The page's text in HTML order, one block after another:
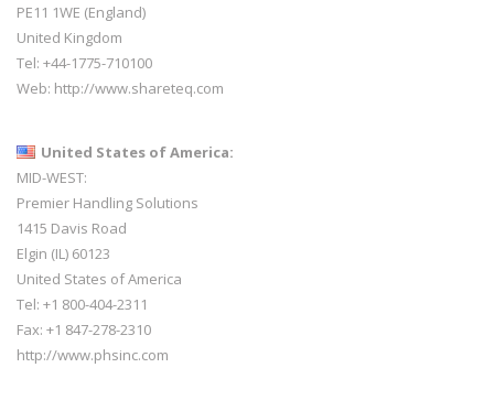
PE11 1WE (England)
United Kingdom
Tel: +44-1775-710100
Web: http://www.shareteq.com
United States of America:
MID-WEST:
Premier Handling Solutions
1415 Davis Road
Elgin (IL) 60123
United States of America
Tel: +1 800-404-2311
Fax: +1 847-278-2310
http://www.phsinc.com